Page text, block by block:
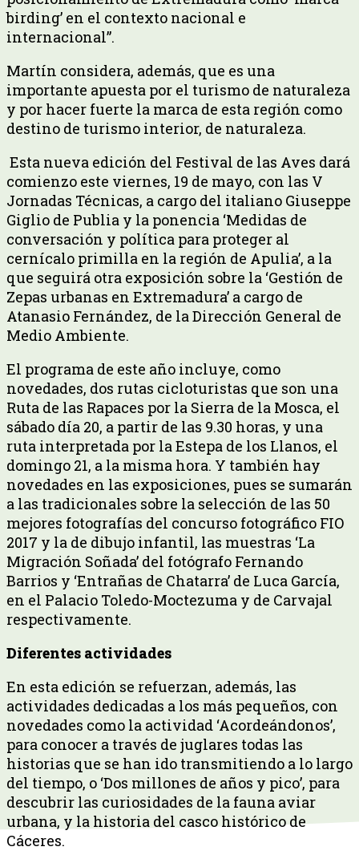
birding’ en el contexto nacional e
internacional”.
Martín considera, además, que es una
importante apuesta por el turismo de naturaleza
y por hacer fuerte la marca de esta región como
destino de turismo interior, de naturaleza.
Esta nueva edición del Festival de las Aves dará
comienzo este viernes, 19 de mayo, con las V
Jornadas Técnicas, a cargo del italiano Giuseppe
Giglio de Publia y la ponencia ‘Medidas de
conversación y política para proteger al
cernícalo primilla en la región de Apulia’, a la
que seguirá otra exposición sobre la ‘Gestión de
Zepas urbanas en Extremadura’ a cargo de
Atanasio Fernández, de la Dirección General de
Medio Ambiente.
El programa de este año incluye, como
novedades, dos rutas cicloturistas que son una
Ruta de las Rapaces por la Sierra de la Mosca, el
sábado día 20, a partir de las 9.30 horas, y una
ruta interpretada por la Estepa de los Llanos, el
domingo 21, a la misma hora. Y también hay
novedades en las exposiciones, pues se sumarán
a las tradicionales sobre la selección de las 50
mejores fotografías del concurso fotográfico FIO
2017 y la de dibujo infantil, las muestras ‘La
Migración Soñada’ del fotógrafo Fernando
Barrios y ‘Entrañas de Chatarra’ de Luca García,
en el Palacio Toledo-Moctezuma y de Carvajal
respectivamente.
Diferentes actividades
En esta edición se refuerzan, además, las
actividades dedicadas a los más pequeños, con
novedades como la actividad ‘Acordeándonos’,
para conocer a través de juglares todas las
historias que se han ido transmitiendo a lo largo
del tiempo, o ‘Dos millones de años y pico’, para
descubrir las curiosidades de la fauna aviar
urbana, y la historia del casco histórico de
Cáceres.